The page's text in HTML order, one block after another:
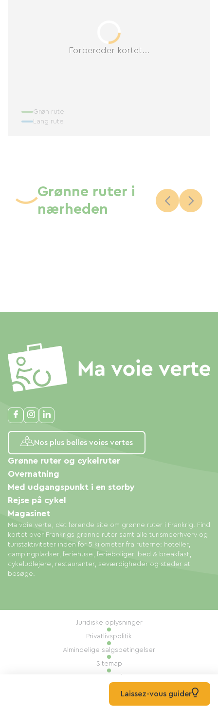
Forbereder kortet...
Grøn rute
Lang rute
Grønne ruter i
nærheden
Nos plus belles voies vertes
Ma voie verte, det førende site om grønne ruter i Frankrig. Find
kortet over Frankrigs grønne ruter samt alle turismeerhverv og
turistaktiviteter inden for 5 kilometer fra ruterne: hoteller,
campingpladser, feriehuse, ferieboliger, bed & breakfast,
cykeludlejere, restauranter, seværdigheder og steder at
besøge.
Grønne ruter og cykelruter
Overnatning
Med udgangspunkt i en storby
Rejse på cykel
Magasinet
© 2026 Ma Voie Verte Alle rettigheder forbeholdes
Juridiske oplysninger
Privatlivspolitik
Almindelige salgsbetingelser
Sitemap
Udført af: Mill, PrivasLaissez-vous guider